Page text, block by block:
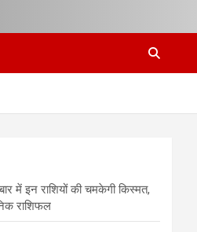
में इन राशियों की चमकेगी किस्मत,
राशिफल